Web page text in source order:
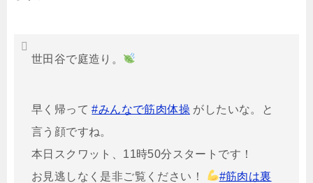
世田谷で庭造り。
早く帰って#みんなで筋肉体操 がしたいな。と
言う顔ですね。
本日スクワット、11時50分スタートです！
お見逃しなく是非ご覧ください！
#筋肉は裏